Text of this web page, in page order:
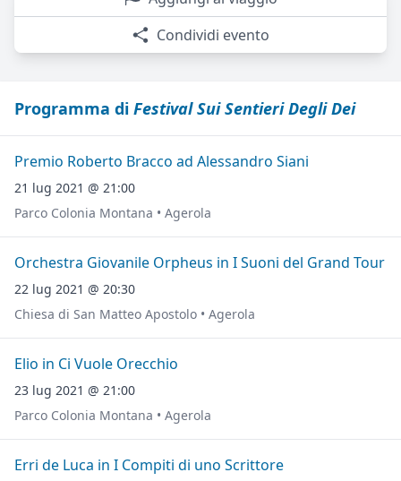
Condividi evento
Programma di Festival Sui Sentieri Degli Dei
Premio Roberto Bracco ad Alessandro Siani
21 lug 2021 @ 21:00
Parco Colonia Montana • Agerola
Orchestra Giovanile Orpheus in I Suoni del Grand Tour
22 lug 2021 @ 20:30
Chiesa di San Matteo Apostolo • Agerola
Elio in Ci Vuole Orecchio
23 lug 2021 @ 21:00
Parco Colonia Montana • Agerola
Erri de Luca in I Compiti di uno Scrittore